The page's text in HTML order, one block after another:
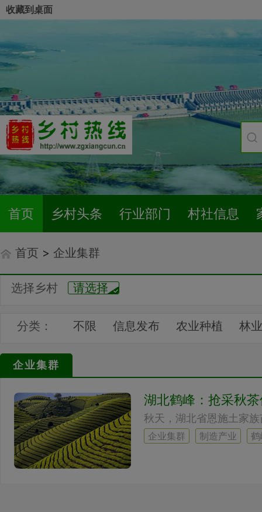
收藏到桌面
首页 乡村头条 行业部门 村社信息
首页 > 企业集群
选择乡村 请选择
分类： 不限 信息发布 农业种植
林
文化旅游
企业展馆
企业集群
湖北鹤峰：抢采秋
企业集群 制造产业